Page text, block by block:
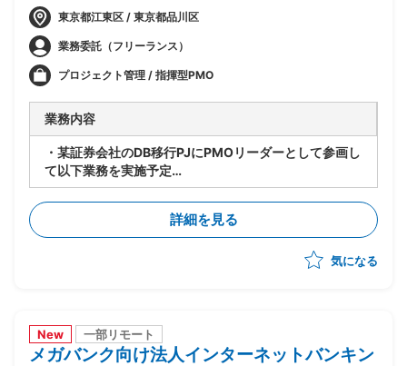
東京都江東区 / 東京都品川区
業務委託（フリーランス）
プロジェクト管理 / 指揮型PMO
業務内容
・某証券会社のDB移行PJにPMOリーダーとして参画し
て以下業務を実施予定
-SAP ASE→DB2マイグレーションPJ全体の進捗管理/
情報収集
-開発BP社の進捗状況/障害解消状況/移行対応状況の総
合的な管理
-製造/単体/結合/総合テスト(3パラレル進行)の全体ス
詳細を見る
気になる
New 一部リモート
メガバンク向け法人インターネットバンキン